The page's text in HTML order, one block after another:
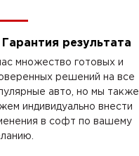
Гарантия результата
множество готовых и
решений на все
авто, но мы также
индивидуально внести
в софт по вашему